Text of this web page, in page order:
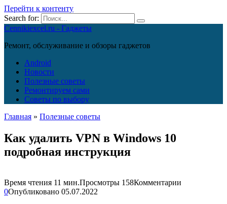
Перейти к контенту
Search for:
Cennikiexcel.ru - Гаджеты
Ремонт, обслуживание и обзоры гаджетов
Android
Новости
Полезные советы
Ремонтируем сами
Советы по выбору
Главная » Полезные советы
Как удалить VPN в Windows 10
подробная инструкция
Время чтения 11 мин.Просмотры 158Комментарии
0Опубликовано 05.07.2022